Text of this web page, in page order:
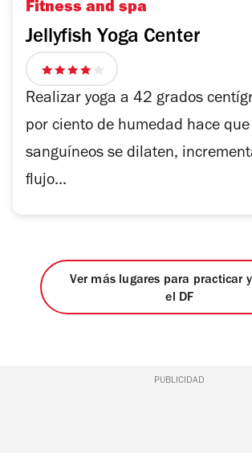
Fitness and spa
Jellyfish Yoga Center
4
de
Realizar yoga a 42 grados
por ciento de humedad hace
sanguíneos se dilaten,
flujo...
Ver más lugares para practicar
el DF
PUBLICIDAD